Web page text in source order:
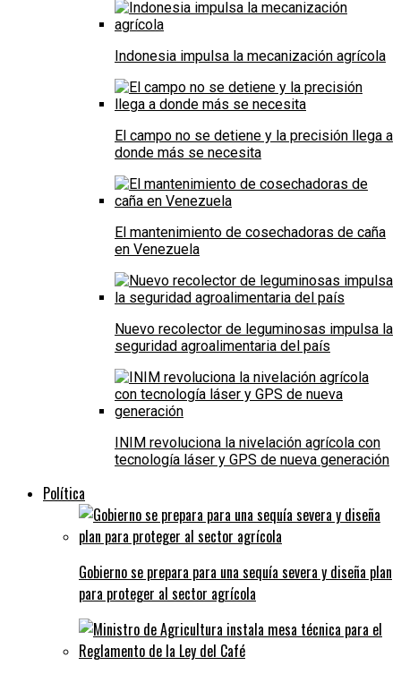
Indonesia impulsa la mecanización agrícola
El campo no se detiene y la precisión llega a
donde más se necesita
El mantenimiento de cosechadoras de caña
en Venezuela
Nuevo recolector de leguminosas impulsa la
seguridad agroalimentaria del país
INIM revoluciona la nivelación agrícola con
tecnología láser y GPS de nueva generación
Política
Gobierno se prepara para una sequía severa y diseña plan
para proteger al sector agrícola